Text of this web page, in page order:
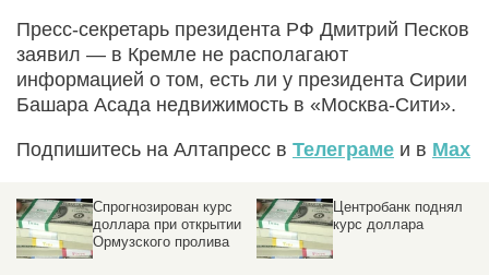
Пресс-секретарь президента РФ Дмитрий Песков
заявил — в Кремле не располагают
информацией о том, есть ли у президента Сирии
Башара Асада недвижимость в «Москва-Сити».
Подпишитесь на Алтапресс в Телеграме и в Max
Спрогнозирован курс
доллара при открытии
Ормузского пролива
Центробанк поднял
курс доллара